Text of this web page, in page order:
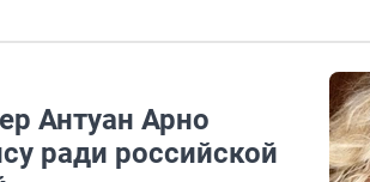
Антуан Арно
ради российской